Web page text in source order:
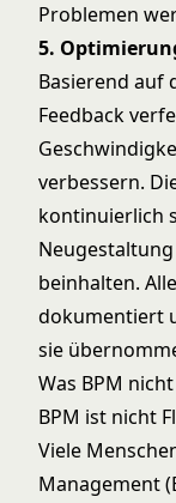
Problemen
5.
Basierend auf
Feedback
verbessern.
kontinuierlich
Neugestaltung
beinhalten.
dokumentiert
sie
Was BPM
BPM ist nicht
Viele
Management